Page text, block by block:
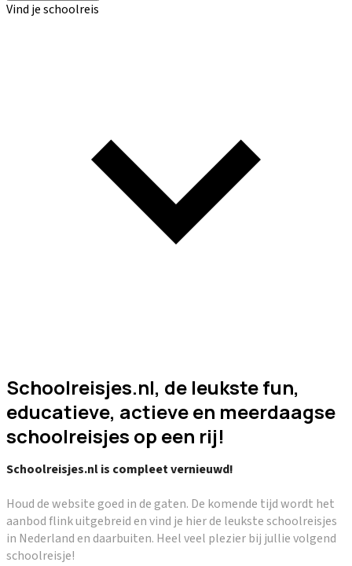
Vind je schoolreis
Schoolreisjes.nl, de leukste fun,
educatieve, actieve en meerdaagse
schoolreisjes op een rij!
Schoolreisjes.nl is compleet vernieuwd!
Houd de website goed in de gaten. De komende tijd wordt het
aanbod flink uitgebreid en vind je hier de leukste schoolreisjes
in Nederland en daarbuiten. Heel veel plezier bij jullie volgend
schoolreisje!